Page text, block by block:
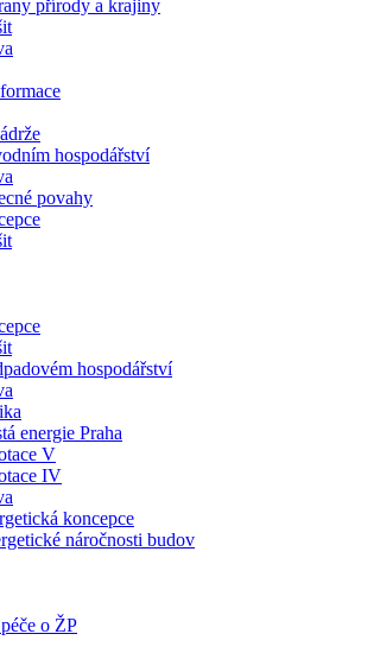
přírody a krajiny
hospodářství
povahy
hospodářství
energie Praha
V
IV
koncepce
náročnosti budov
o ŽP